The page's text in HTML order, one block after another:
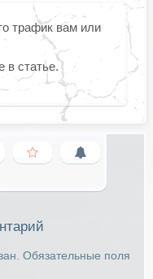
трафик вам или
в статье.
Обязательные поля